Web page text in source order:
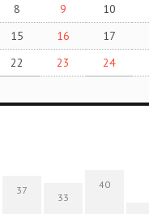
8 9 10
15 16 17
22 23 24
37
33
40